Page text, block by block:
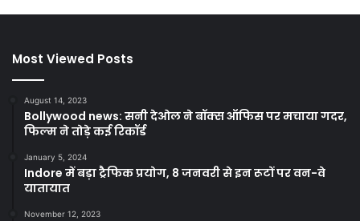
Most Viewed Posts
August 14, 2023
Bollywood news: सनी देओल ने बॉक्स ऑफिस पर मचाया गदर,
फिल्म ने तोड़े कई रिकॉर्ड
January 5, 2024
Indore में बड़ा ट्रैफिक प्रयोग, 8 जनवरी से इन रूटों पर वन-वे
यातायात
November 12, 2023